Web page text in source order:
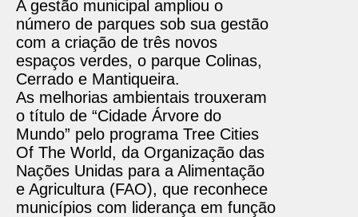
A gestão municipal ampliou o
número de parques sob sua gestão
com a criação de três novos
espaços verdes, o parque Colinas,
Cerrado e Mantiqueira.
As melhorias ambientais trouxeram
o título de “Cidade Árvore do
Mundo” pelo programa Tree Cities
Of The World, da Organização das
Nações Unidas para a Alimentação
e Agricultura (FAO), que reconhece
municípios com liderança em função